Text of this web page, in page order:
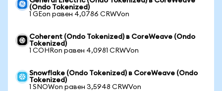
(Ondo Tokenized)
1 GEon равен 4,0786 CRWVon
Coherent (Ondo Tokenized) в CoreWeave (Ondo
Tokenized)
1 COHRon равен 4,0981 CRWVon
Snowflake (Ondo Tokenized) в CoreWeave (Ondo
Tokenized)
1 SNOWon равен 3,5948 CRWVon